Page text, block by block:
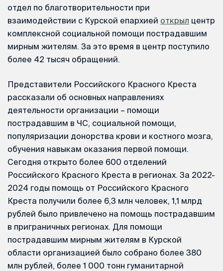
отдел по благотворительности при
взаимодействии с Курской епархией открыл центр
комплексной социальной помощи пострадавшим
мирным жителям. За это время в центр поступило
более 42 тысяч обращений.
Представители Российского Красного Креста
рассказали об основных направлениях
деятельности организации – помощи
пострадавшим в ЧС, социальной помощи,
популяризации донорства крови и костного мозга,
обучения навыкам оказания первой помощи.
Сегодня открыто более 600 отделений
Российского Красного Креста в регионах. За 2022-
2024 годы помощь от Российского Красного
Креста получили более 6,3 млн человек, 1,1 млрд
рублей было привлечено на помощь пострадавшим
в приграничных регионах. Для помощи
пострадавшим мирным жителям в Курской
области организацией было собрано более 380
млн рублей, более 1 000 тонн гуманитарной